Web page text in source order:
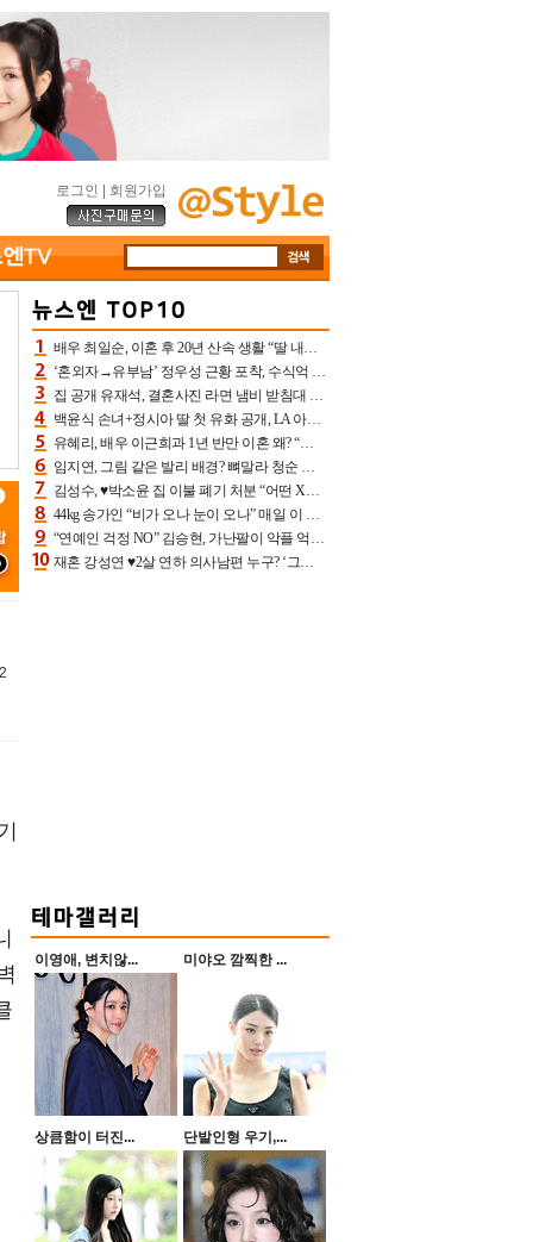
로그인 회원가입
배우 최일순, 이혼 후 20년 산속 생활 “딸 내가 버렸다고 원망‥맘 아파”(특종)[어제TV]
‘혼외자→유부남’ 정우성 근황 포착, 수식억 해킹 피해 후배 만났다 “존경하는”
집 공개 유재석, 결혼사진 라면 냄비 받침대 되고 분노‥가족사진도 피해(놀뭐)[어제TV]
백윤식 손녀+정시아 딸 첫 유화 공개, LA 아트쇼→서울국제조각페스타 작가다운 수준급 실력
유혜리, 배우 이근희과 1년 반만 이혼 왜? “식칼 꽂고 의자 던져” 충격 폭로(특종)[어제TV]
임지연, 그림 같은 발리 배경? 뼈말라 청순 비키니 핏에 상대 안 되네
김성수, ♥박소윤 집 이불 폐기 처분 “어떤 X이랑 썼을지 몰라” 질투(신랑수업2)[어제TV]
44kg 송가인 “비가 오나 눈이 오나” 매일 이 운동, 허벅지 근육량 상승+체지방 감소
“연예인 걱정 NO” 김승현, 가난팔이 악플 억울할만‥아내+딸과 日 여행
재혼 강성연 ♥2살 연하 의사남편 누구? ‘그알’ 자문의에 훈남 비주얼 초엘리트 스펙 [종합]
이영애, 변치않... 미야오 깜찍한 ...
상큼함이 터진... 단발인형 우기,...